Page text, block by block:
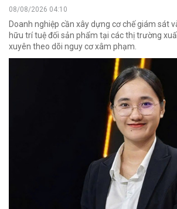
08/08/2026 04:10
Doanh nghiệp cần xây dựng cơ chế giám sát
hữu trí tuệ đối sản phẩm tại các thị trường
xuyên theo dõi nguy cơ xâm phạm.